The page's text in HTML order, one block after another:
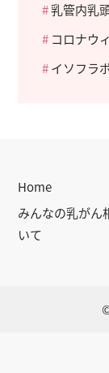
乳管内乳
コロナウ
イソフラ
Home
みんなの乳がん
いて